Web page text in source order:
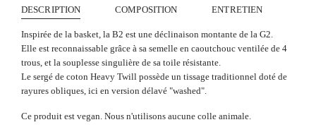
DESCRIPTION COMPOSITION ENTRETIEN
Inspirée de la basket, la B2 est une déclinaison montante de la G2.
Elle est reconnaissable grâce à sa semelle en caoutchouc ventilée de 4
trous, et la souplesse singulière de sa toile résistante.
Le sergé de coton Heavy Twill possède un tissage traditionnel doté de
rayures obliques, ici en version délavé "washed".
Ce produit est vegan. Nous n'utilisons aucune colle animale.